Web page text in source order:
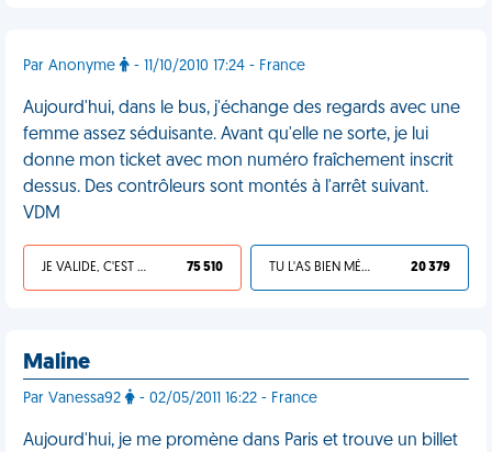
Par Anonyme - 11/10/2010 17:24 - France
Aujourd'hui, dans le bus, j'échange des regards avec une
femme assez séduisante. Avant qu'elle ne sorte, je lui
donne mon ticket avec mon numéro fraîchement inscrit
dessus. Des contrôleurs sont montés à l'arrêt suivant.
VDM
JE VALIDE, C'EST UNE VDM 75 510 TU L'AS BIEN MÉRITÉ 20 379
Maline
Par Vanessa92 - 02/05/2011 16:22 - France
Aujourd'hui, je me promène dans Paris et trouve un billet